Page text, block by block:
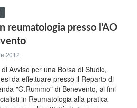
reumatologia presso l'AO
2012
Avviso per una Borsa di Studio,
da effettuare presso il Reparto di
"G.Rummo" di Benevento, ai fini
in Reumatologia alla pratica